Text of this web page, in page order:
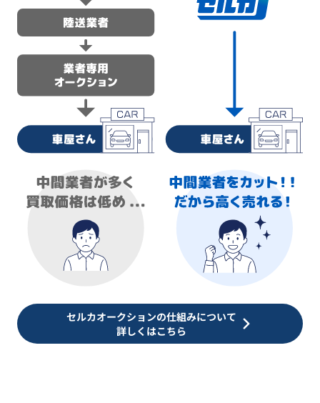
セルカオークションの仕組みについて
詳しくはこちら